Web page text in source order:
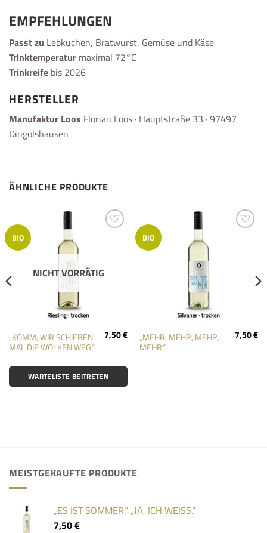
EMPFEHLUNGEN
Passt zu Lebkuchen, Bratwurst, Gemüse und Käse
Trinktemperatur maximal 72°C
Trinkreife bis 2026
HERSTELLER
Manufaktur Loos Florian Loos · Hauptstraße 33 · 97497
Dingolshausen
ÄHNLICHE PRODUKTE
BIO
NICHT VORRÄTIG
„KOMM, WIR SCHIEBEN
MAL DIE WOLKEN WEG.“
7,50€
WARTELISTE BEITRETEN
BIO
„MEHR, MEHR, MEHR,
MEHR.“
7,50€
MEISTGEKAUFTE PRODUKTE
„ES IST SOMMER.“ „JA, ICH WEISS.“
7,50€